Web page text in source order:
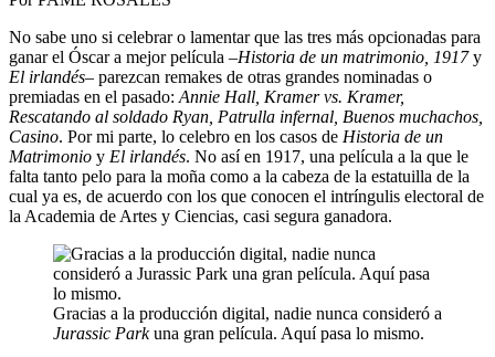
No sabe uno si celebrar o lamentar que las tres más opcionadas para
ganar el Óscar a mejor película –Historia de un matrimonio, 1917y
El irlandés– parezcan remakes de otras grandes nominadas o
premiadas en el pasado: Annie Hall, Kramer vs. Kramer,
Rescatando al soldado Ryan, Patrulla infernal, Buenos muchachos,
Casino. Por mi parte, lo celebro en los casos de Historia de un
Matrimonio y El irlandés. No así en 1917, una película a la que le
falta tanto pelo para la moña como a la cabeza de la estatuilla de la
cual ya es, de acuerdo con los que conocen el intríngulis electoral de
la Academia de Artes y Ciencias, casi segura ganadora.
Gracias a la producción digital, nadie nunca consideró a
Jurassic Parkuna gran película. Aquí pasa lo mismo.